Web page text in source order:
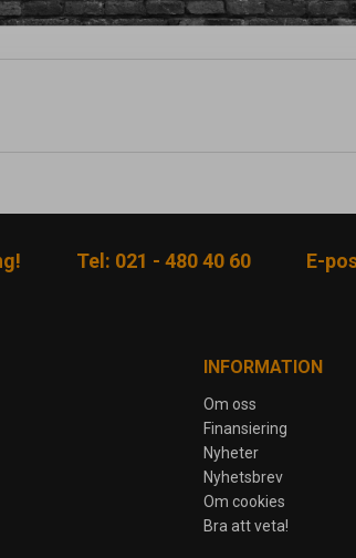
mig som en "viktig" kund som om jag hade
Tel: 021 - 480 40 60 E-
INFORMATION
Om oss
Finansiering
Nyheter
Nyhetsbrev
Om cookies
Bra att veta!